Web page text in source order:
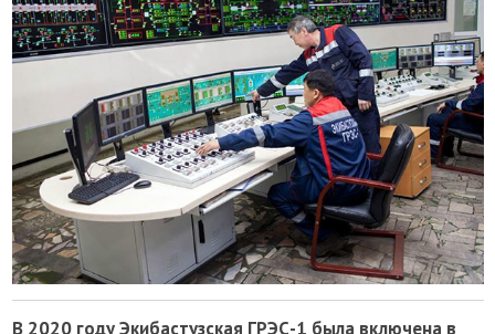
В 2020 году Экибастузская ГРЭС-1 была включена в